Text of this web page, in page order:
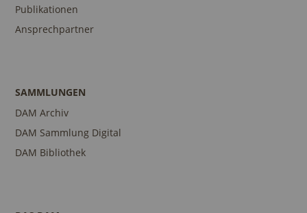
Publikationen
Ansprechpartner
SAMMLUNGEN
DAM Archiv
DAM Sammlung Digital
DAM Bibliothek